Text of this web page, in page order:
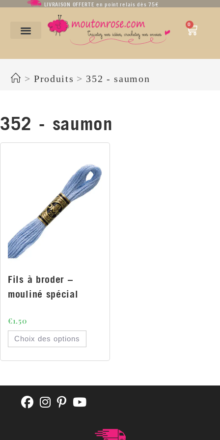
LIVRAISON OFFERTE en point relais dès 75€
0
> Produits > 352 - saumon
352 - saumon
Fils à broder –
mouliné spécial
€1.50
Choix des options